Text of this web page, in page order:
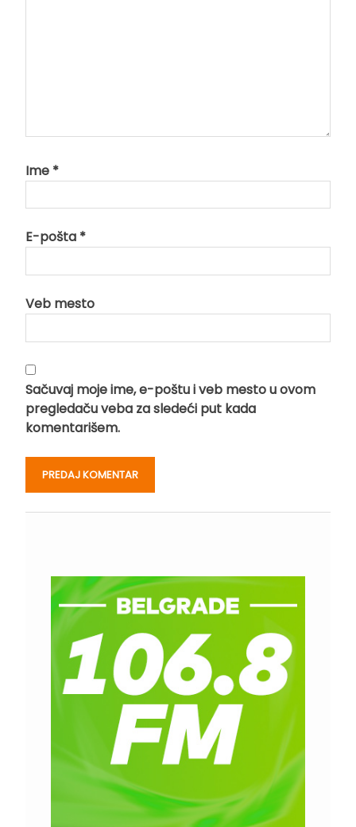
Ime *
E-pošta *
Veb mesto
Sačuvaj moje ime, e-poštu i veb mesto u ovom
pregledaču veba za sledeći put kada
komentarišem.